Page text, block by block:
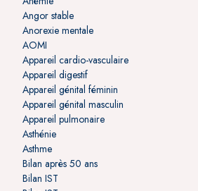
Angor stable
Anorexie mentale
AOMI
Appareil cardio-vasculaire
Appareil digestif
Appareil génital féminin
Appareil génital masculin
Appareil pulmonaire
Asthénie
Asthme
Bilan après 50 ans
Bilan IST